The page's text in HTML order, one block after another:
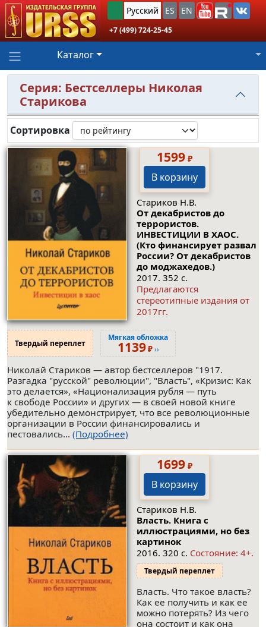
Русский ES EN
+7 (499) 724-25-45
Каталог
Серия: Бестселлеры Николая
Старикова
Сортировка
1599₽
В корзину
Стариков Н.В.
От декабристов до
террористов.
ИНВЕСТИЦИИ В ХАОС.
(Кто финансирует развал
России? От декабристов
до моджахедов.)
2017. 352 с.
Предлагаются
стереотипные издания от
2017гг.
Твердый переплет
Мягкая обложка
1139₽››
Николай Стариков — автор бестселлеров "1917.
Разгадка "русской" революции", "Власть", «Кризис: Как
это делается», «Национализация рубля — путь
к свободе России» и других — в своей новой книге
убедительно демонстрирует, что все революционные
организации в России финансировались и
пестовались... (Подробнее)
1699₽
В корзину
Стариков Н.В.
Власть. Книга с
иллюстрациями, но без
картинок
2016. 320 с. Состояние: 4+.
Твердый переплет
Власть. Что такое власть?
Как ее получить и как ее
можно потерять? Из чего
она состоит и как она